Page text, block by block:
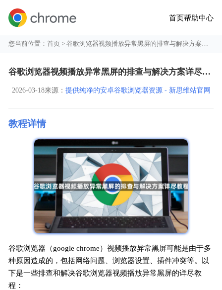
首页帮助中心
您当前位置：首页 > 谷歌浏览器视频播放异常黑屏的排查与解决方案详尽教程
谷歌浏览器视频播放异常黑屏的排查与解决方案详尽教程
2026-03-18来源： 提供纯净的安卓谷歌浏览器资源 - 新思维站官网
教程详情
谷歌浏览器（google chrome）视频播放异常黑屏可能是由于多
种原因造成的，包括网络问题、浏览器设置、插件冲突等。以
下是一些排查和解决谷歌浏览器视频播放异常黑屏的详尽教
程：